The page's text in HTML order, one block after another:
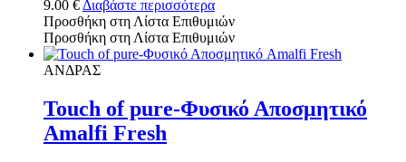
9.00 € Διαβάστε περισσότερα
Προσθήκη στη Λίστα Επιθυμιών
Προσθήκη στη Λίστα Επιθυμιών
ΑΝΔΡΑΣ
Touch of pure-Φυσικό Αποσμητικό
Amalfi Fresh